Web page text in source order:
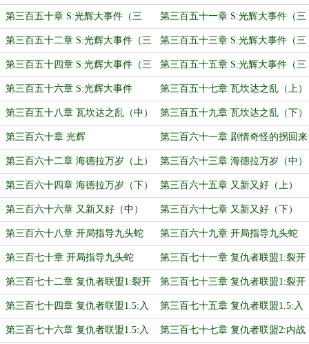
十八） 十九）
第三百五十章 S:光辉大事件（三
十）
第三百五十一章 S:光辉大事件（三
十一）
第三百五十二章 S:光辉大事件（三
十二）
第三百五十三章 S:光辉大事件（三
十三）
第三百五十四章 S:光辉大事件（三
十四）
第三百五十五章 S:光辉大事件（三
十五）
第三百五十六章 S:光辉大事件
（完）
第三百五十七章 瓦坎达之乱（上）
第三百五十八章 瓦坎达之乱（中） 第三百五十九章 瓦坎达之乱（下）
第三百六十章 光辉 第三百六十一章 剧情奇怪的拐回来
了
第三百六十二章 海德拉万岁（上） 第三百六十三章 海德拉万岁（中）
第三百六十四章 海德拉万岁（下） 第三百六十五章 又新又好（上）
第三百六十六章 又新又好（中） 第三百六十七章 又新又好（下）
第三百六十八章 开局指导九头蛇
（上）
第三百六十九章 开局指导九头蛇
（中）
第三百七十章 开局指导九头蛇
（下）
第三百七十一章 复仇者联盟1:裂开
（上）
第三百七十二章 复仇者联盟1:裂开
（中）
第三百七十三章 复仇者联盟1:裂开
（下）
第三百七十四章 复仇者联盟1.5:入
侵（上）
第三百七十五章 复仇者联盟1.5:入
侵（中）
第三百七十六章 复仇者联盟1.5:入 第三百七十七章 复仇者联盟2:内战